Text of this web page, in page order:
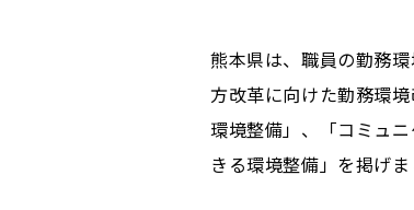
熊本県は、職員の勤務
方改革に向けた勤務環
環境整備」、「コミュ
きる環境整備」を掲げま